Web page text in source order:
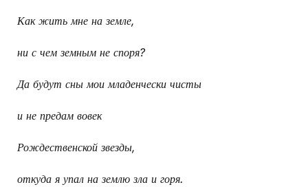
Как жить мне на земле,
ни с чем земным не споря?
Да будут сны мои младенчески чисты
и не предам вовек
Рождественской звезды,
откуда я упал на землю зла и горя.